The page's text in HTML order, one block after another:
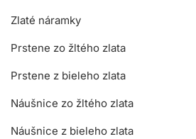
Zlaté náramky
Prstene zo žltého zlata
Prstene z bieleho zlata
Náušnice zo žltého zlata
Náušnice z bieleho zlata